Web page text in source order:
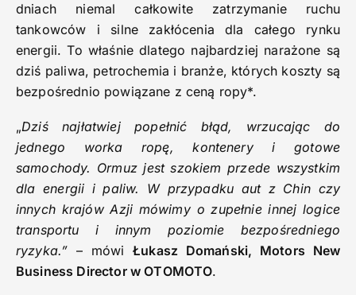
dniach niemal całkowite zatrzymanie ruchu
tankowców i silne zakłócenia dla całego rynku
energii. To właśnie dlatego najbardziej narażone są
dziś paliwa, petrochemia i branże, których koszty są
bezpośrednio powiązane z ceną ropy*.
„Dziś najłatwiej popełnić błąd, wrzucając do
jednego worka ropę, kontenery i gotowe
samochody. Ormuz jest szokiem przede wszystkim
dla energii i paliw. W przypadku aut z Chin czy
innych krajów Azji mówimy o zupełnie innej logice
transportu i innym poziomie bezpośredniego
ryzyka.” – mówiŁukasz Domański, Motors New
Business Director w OTOMOTO.